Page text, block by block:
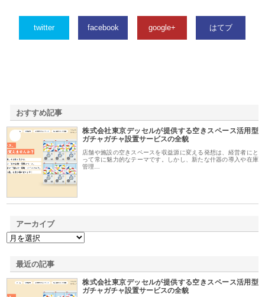
twitter facebook google+ はてブ
おすすめ記事
株式会社東京デッセルが提供する空きスペース活用型
ガチャガチャ設置サービスの全貌
店舗や施設の空きスペースを収益源に変える発想は、経営者にと
って常に魅力的なテーマです。しかし、新たな什器の導入や在庫
管理…
アーカイブ
最近の記事
株式会社東京デッセルが提供する空きスペース活用型
ガチャガチャ設置サービスの全貌